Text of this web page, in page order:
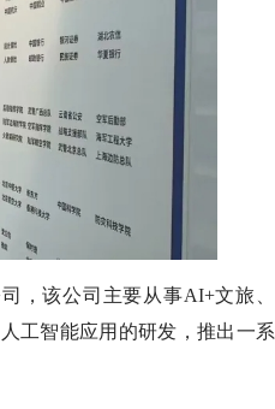
，该公司主要从事AI+文旅、
工智能应用的研发，推出一系